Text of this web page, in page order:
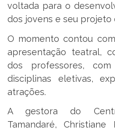
voltada para o
dos jovens e seu projeto
O momento contou
apresentação teatral,
dos professores,
disciplinas eletivas,
atrações.
A gestora do
Tamandaré, Christiane